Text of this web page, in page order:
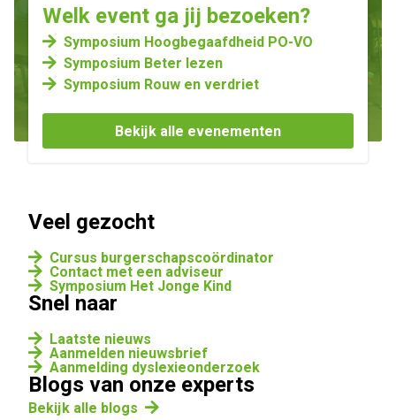
Welk event ga jij bezoeken?
Symposium Hoogbegaafdheid PO-VO
Symposium Beter lezen
Symposium Rouw en verdriet
Bekijk alle evenementen
Veel gezocht
Cursus burgerschapscoördinator
Contact met een adviseur
Symposium Het Jonge Kind
Snel naar
Laatste nieuws
Aanmelden nieuwsbrief
Aanmelding dyslexieonderzoek
Blogs van onze experts
Bekijk alle blogs